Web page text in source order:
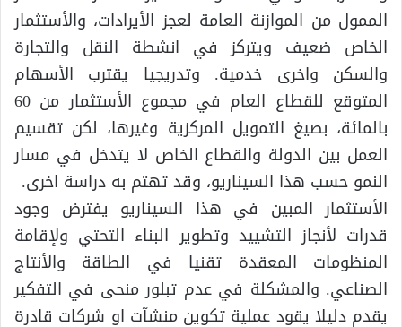
الممول من الموازنة العامة لعجز الأيرادات، والأستثمار
الخاص ضعيف ويتركز في انشطة النقل والتجارة
والسكن واخرى خدمية. وتدريجيا يقترب الأسهام
المتوقع للقطاع العام في مجموع الأستثمار من 60
بالمائة، بصيغ التمويل المركزية وغيرها، لكن تقسيم
العمل بين الدولة والقطاع الخاص لا يتدخل في مسار
النمو حسب هذا السيناريو، وقد تهتم به دراسة اخرى.
الأستثمار المبين في هذا السيناريو يفترض وجود
قدرات لأنجاز التشييد وتطوير البناء التحتي ولإقامة
المنظومات المعقدة تقنيا في الطاقة والأنتاج
الصناعي. والمشكلة في عدم تبلور منحى في التفكير
يقدم دليلا يقود عملية تكوين منشآت او شركات قادرة